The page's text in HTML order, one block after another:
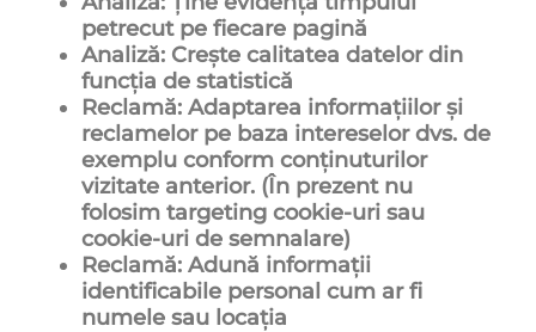
petrecut pe fiecare pagină
Analiză: Crește calitatea datelor din
funcția de statistică
Reclamă: Adaptarea informațiilor și
reclamelor pe baza intereselor dvs. de
exemplu conform conținuturilor
vizitate anterior. (În prezent nu
folosim targeting cookie-uri sau
cookie-uri de semnalare)
Reclamă: Adună informații
identificabile personal cum ar fi
numele sau locația